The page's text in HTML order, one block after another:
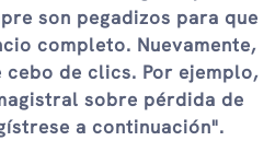
son pegadizos para que
completo. Nuevamente,
cebo de clics. Por ejemplo,
sobre pérdida de
a continuación".